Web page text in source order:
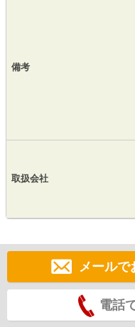
備考
取扱会社
メールで
電話